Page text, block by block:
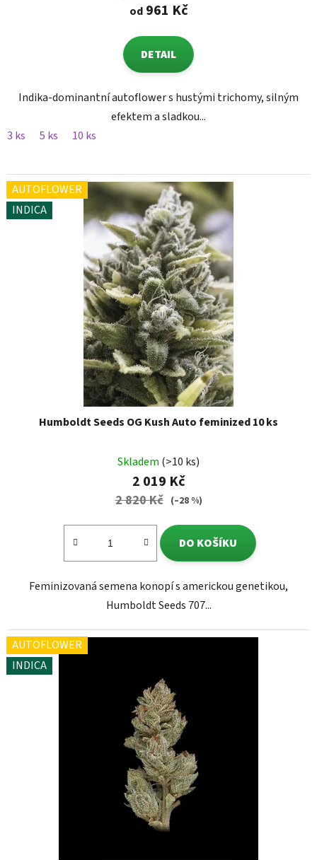
od961 Kč
DETAIL
Indika-dominantní autoflower s hustými trichomy, silným
efektem a sladkou...
3 ks
5 ks 10 ks
AUTOFLOWER
INDICA
Humboldt Seeds OG Kush Auto feminized 10 ks
Skladem (>10 ks)
2 019 Kč
2 820 Kč (–28 %)
DO KOŠÍKU
Feminizovaná semena konopí s americkou genetikou,
Humboldt Seeds 707...
AUTOFLOWER
INDICA